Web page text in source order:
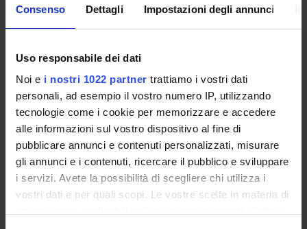
Consenso Dettagli Impostazioni degli annunci
Uso responsabile dei dati
Noi e i nostri 1022 partner trattiamo i vostri dati
personali, ad esempio il vostro numero IP, utilizzando
tecnologie come i cookie per memorizzare e accedere
alle informazioni sul vostro dispositivo al fine di
pubblicare annunci e contenuti personalizzati, misurare
gli annunci e i contenuti, ricercare il pubblico e sviluppare
i servizi. Avete la possibilità di scegliere chi utilizza i
vostri dati e per quali scopi. Le vostre scelte in materia di
SEDUTE E VERBALI
ORGANIZZAZIONE
GOVERNANCE